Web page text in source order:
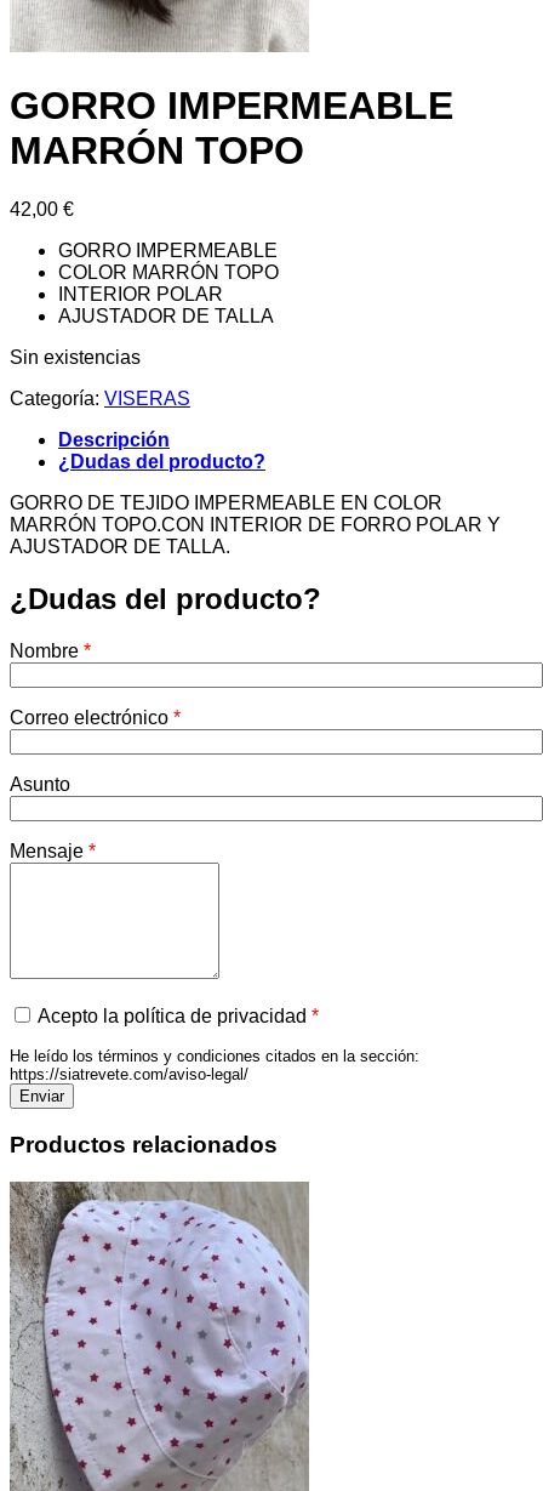
GORRO IMPERMEABLE
MARRÓN TOPO
42,00 €
GORRO IMPERMEABLE
COLOR MARRÓN TOPO
INTERIOR POLAR
AJUSTADOR DE TALLA
Sin existencias
Categoría: VISERAS
Descripción
¿Dudas del producto?
GORRO DE TEJIDO IMPERMEABLE EN COLOR
MARRÓN TOPO.CON INTERIOR DE FORRO POLAR Y
AJUSTADOR DE TALLA.
¿Dudas del producto?
Nombre *
Correo electrónico *
Asunto
Mensaje *
Acepto la política de privacidad *
He leído los términos y condiciones citados en la sección:
https://siatrevete.com/aviso-legal/
Productos relacionados